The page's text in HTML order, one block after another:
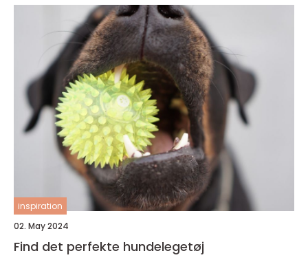
inspiration
02. May 2024
Find det perfekte hundelegetøj